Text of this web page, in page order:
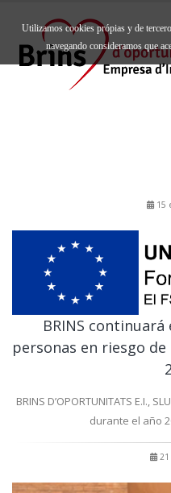
15
BRINS
personas en riesgo
BRINS D’OPORTUNITATS E.I.,
durante el año
21
Utilizamos cookies própias y de
navegando consideramos que